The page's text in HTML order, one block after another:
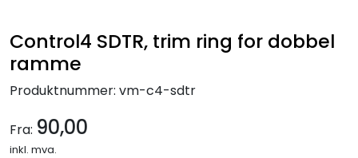
Control4 SDTR, trim ring for dobbel
ramme
Produktnummer: vm-c4-sdtr
Fra: 90,00
inkl. mva.